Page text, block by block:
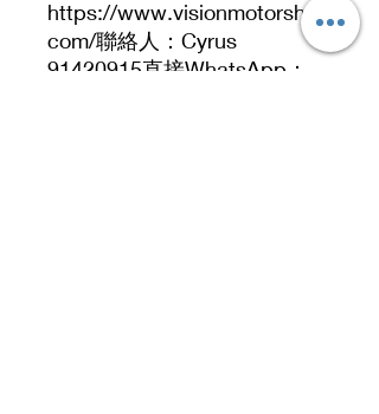
https://www.visionmotorshk.
com/聯絡人：Cyrus
91420915直接WhatsApp：